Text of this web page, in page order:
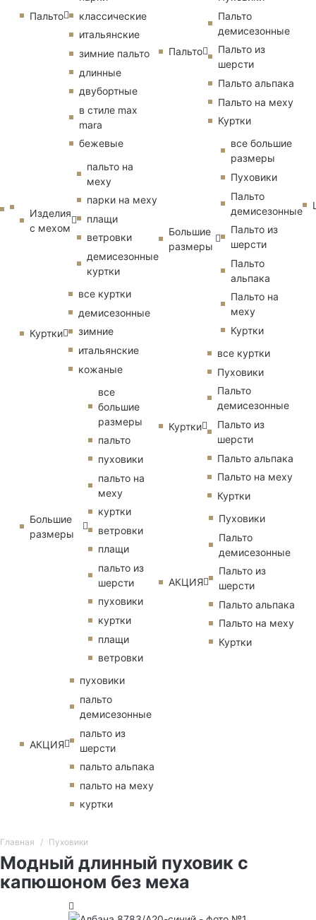
Пальто
классические
итальянские
зимние пальто
длинные
двубортные
в стиле max
mara
бежевые
Изделия
с мехом
пальто на
меху
парки на меху
плащи
ветровки
демисезонные
куртки
Куртки
все куртки
демисезонные
зимние
итальянские
кожаные
Большие
размеры
все
большие
размеры
пальто
пуховики
пальто на
меху
куртки
ветровки
плащи
пальто из
шерсти
пуховики
куртки
плащи
ветровки
АКЦИЯ
пуховики
пальто
демисезонные
пальто из
шерсти
пальто альпака
пальто на меху
куртки
Пальто
Пальто
демисезонные
Пальто из
шерсти
Пальто альпака
Пальто на меху
Куртки
Большие
размеры
все большие
размеры
Пуховики
Пальто
демисезонные
Пальто из
шерсти
Пальто
альпака
Пальто на
меху
Куртки
Куртки
все куртки
Пуховики
Пальто
демисезонные
Пальто из
шерсти
Пальто альпака
Пальто на меху
Куртки
АКЦИЯ
Пуховики
Пальто
демисезонные
Пальто из
шерсти
Пальто альпака
Пальто на меху
Куртки
Главная Пуховики
Модный длинный пуховик с
капюшоном без меха